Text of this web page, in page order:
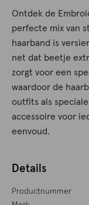
Ontdek de
perfecte mix van
haarband is
net dat beetje
zorgt voor een
waardoor de
outfits als
accessoire voor
eenvoud.
Details
Productnummer